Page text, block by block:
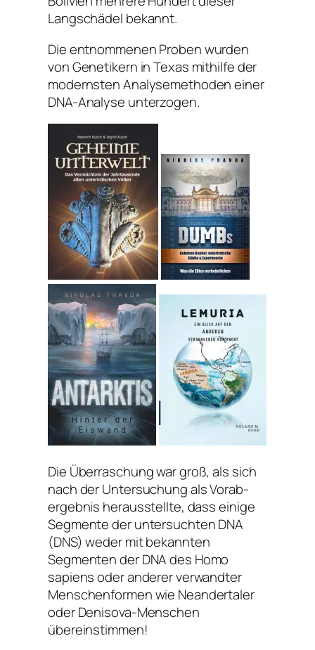
Langschädel bekannt.
Die entnommenen Proben wurden
von Genetikern in Texas mithilfe der
modernsten Analysemethoden einer
DNA-Analyse unterzogen.
Die Überraschung war groß, als sich
nach der Untersuchung als Vorab-
ergebnis herausstellte, dass einige
Segmente der untersuchten DNA
(DNS) weder mit bekannten
Segmenten der DNA des Homo
sapiens oder anderer verwandter
Menschenformen wie Neandertaler
oder Denisova-Menschen
übereinstimmen!